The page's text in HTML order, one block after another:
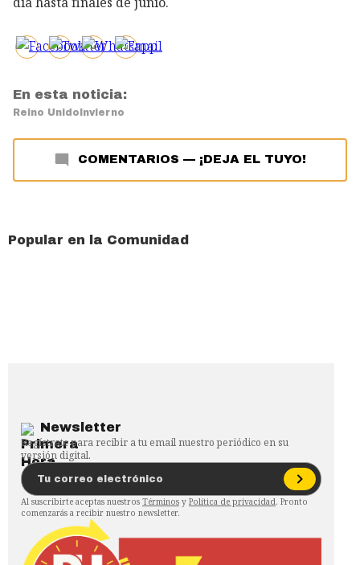
En esta noticia:
Reino Unido Invierno
COMENTARIOS — ¡DEJA EL TUYO!
Popular en la Comunidad
Newsletter
Regístrate para recibir a tu email nuestro periódico en su
versión digital.
Al suscribirte aceptas nuestros Términos y Política de privacidad. Pronto
comenzarás a recibir nuestro newsletter.